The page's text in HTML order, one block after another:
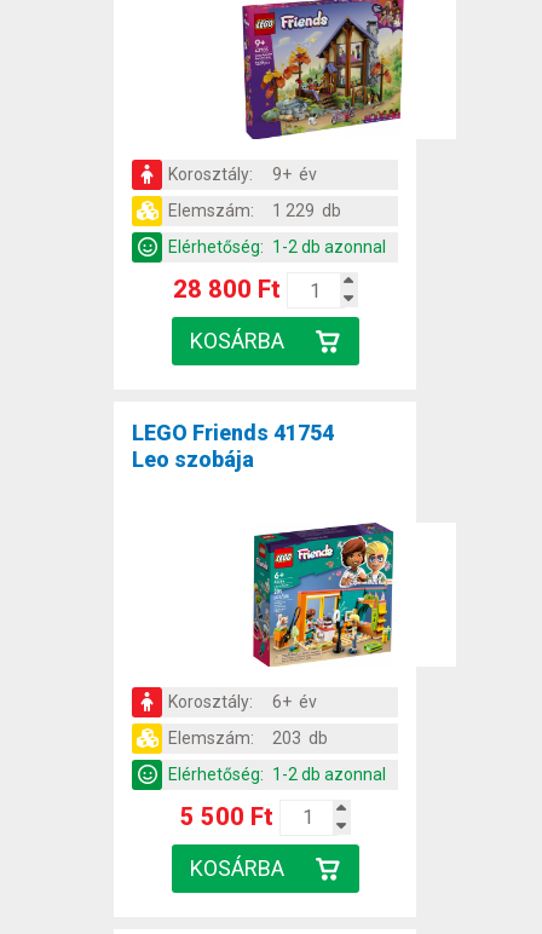
Korosztály:
9+ év
Elemszám:
1 229 db
Elérhetőség: 1-2 db azonnal
28 800 Ft
LEGO Friends 41754
Leo szobája
Korosztály:
6+ év
Elemszám:
203 db
Elérhetőség: 1-2 db azonnal
5 500 Ft